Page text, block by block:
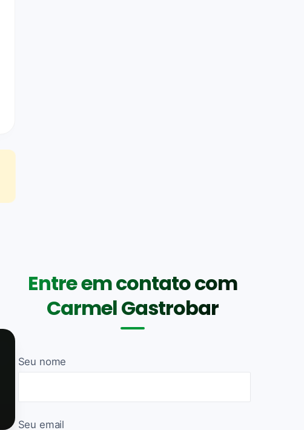
Entre em contato com
Carmel Gastrobar
Seu nome
Seu email